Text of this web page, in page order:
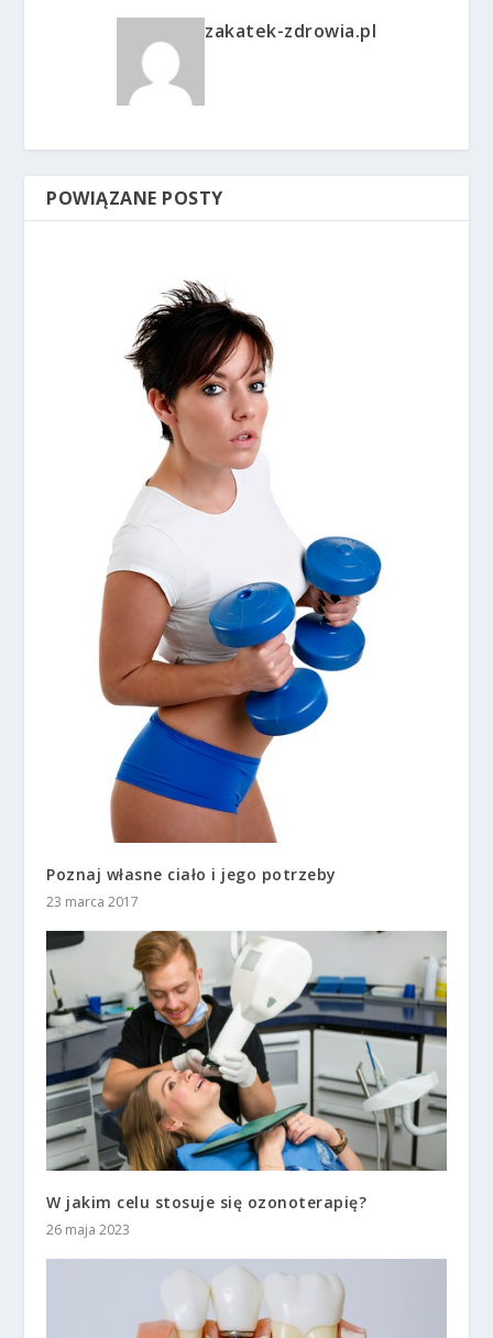
zakatek-zdrowia.pl
POWIĄZANE POSTY
Poznaj własne ciało i jego potrzeby
23 marca 2017
W jakim celu stosuje się ozonoterapię?
26 maja 2023